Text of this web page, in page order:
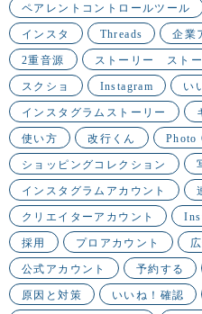
ペアレントコントロールツール
インスタ Threads 企業
2重音源 ストーリー スト
スクショ Instagram い
インスタグラムストーリー
使い方 改行くん Photo
ショッピングコレクション
インスタグラムアカウント
クリエイターアカウント
採用 プロアカウント
公式アカウント 予約する
原因と対策 いいね！確認